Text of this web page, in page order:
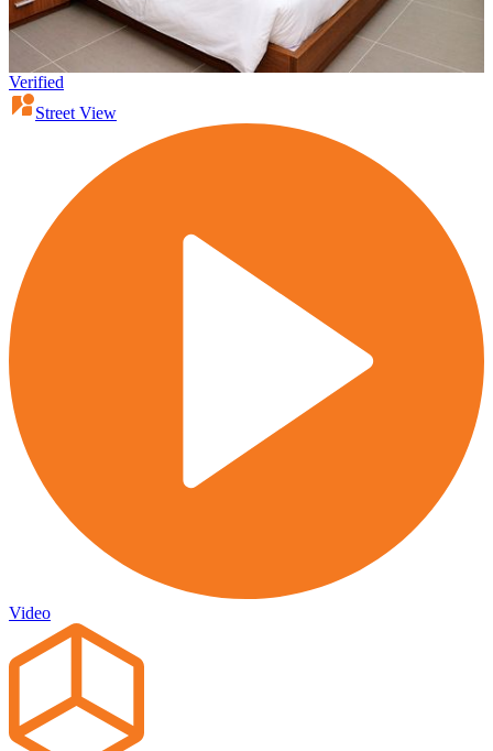
Verified
Street View
Video